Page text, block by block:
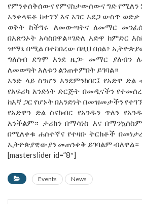
የምንቀሰቅሰውና የምናስታውሰውና ግድ የሚለን
አንቀላፍቶ ከተገኘ እና አገር አደጋ ውስጥ
ወቅት ከችግሩ ለመውጣትና ለመማር
በአጽንኦት አሳስበዋል።ገድለ አድዋ ከምድር
ዝማኔ በሚል በተከበረው በዚህ በዐል፥
ግለሰብ ደግሞ እንደ ዜጋ፦ መማር ያለብን
ለመወጣት እለቱን ልንጠቀምበት ይገባል።
አንድ ላይ ስንሆን እንደምንከበር፤ የአድዋ ድል
የአፍሪካ አንድነት ድርጅት በመዲናችን
ከእኛ ጋር የሆኑት በአንድነት በመዝመታችን
የአድዋን ድል ስናከብር የአንዱን ጥለን
አንችልም። ታሪክን በማሳነስ እና
በሚለቀቁ ሐሰተኛና የተዛቡ ትርክቶች
ኢትዮጵያዊውያን መጠንቀቅ ይገባልም ብለዋል።
[masterslider id=”8″]
Events News